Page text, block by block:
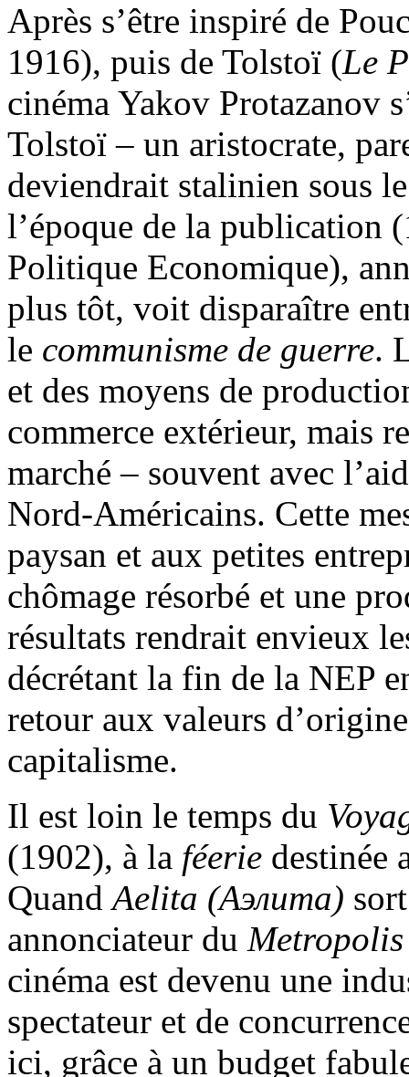
Après s’être inspiré de
1916), puis de Tolstoï (Le
cinéma Yakov Protazanov
Tolstoï – un aristocrate,
deviendrait stalinien sous
l’époque de la publication
Politique Economique),
plus tôt, voit disparaître
le communisme de guerre.
et des moyens de
commerce extérieur, mais
marché – souvent avec
Nord-Américains. Cette
paysan et aux petites
chômage résorbé et une
résultats rendrait envieux
décrétant la fin de la NEP
retour aux valeurs
capitalisme.
Il est loin le temps du
(1902), à la féerie destinée
QuandAelita (Аэлита)
annonciateur du Metropolis
cinéma est devenu une
spectateur et de
ici, grâce à un budget